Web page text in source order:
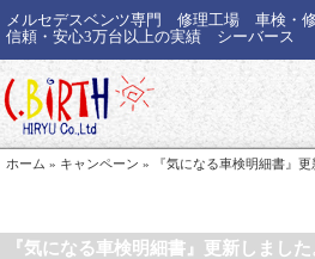
メルセデスベンツ専門 修理工場 車検・
信頼・安心3万台以上の実績 シーバース
ホーム » キャンペーン » 『気になる車検明細書』更
『気になる車検明細書』更新しました